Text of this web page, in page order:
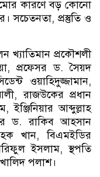
কারণে বড় কোনো
সচেতনতা, প্রস্তুতি ও
খ্যাতিমান প্রকৌশলী
প্রফেসর ড. সৈয়দ
ওয়াহিদুজ্জামান,
রাজউকের প্রধান
আব্দুল্লাহ
ড. রাকিব আহসান
খান, বিএমইডির
ইসলাম, স্থপতি
পলাশ।